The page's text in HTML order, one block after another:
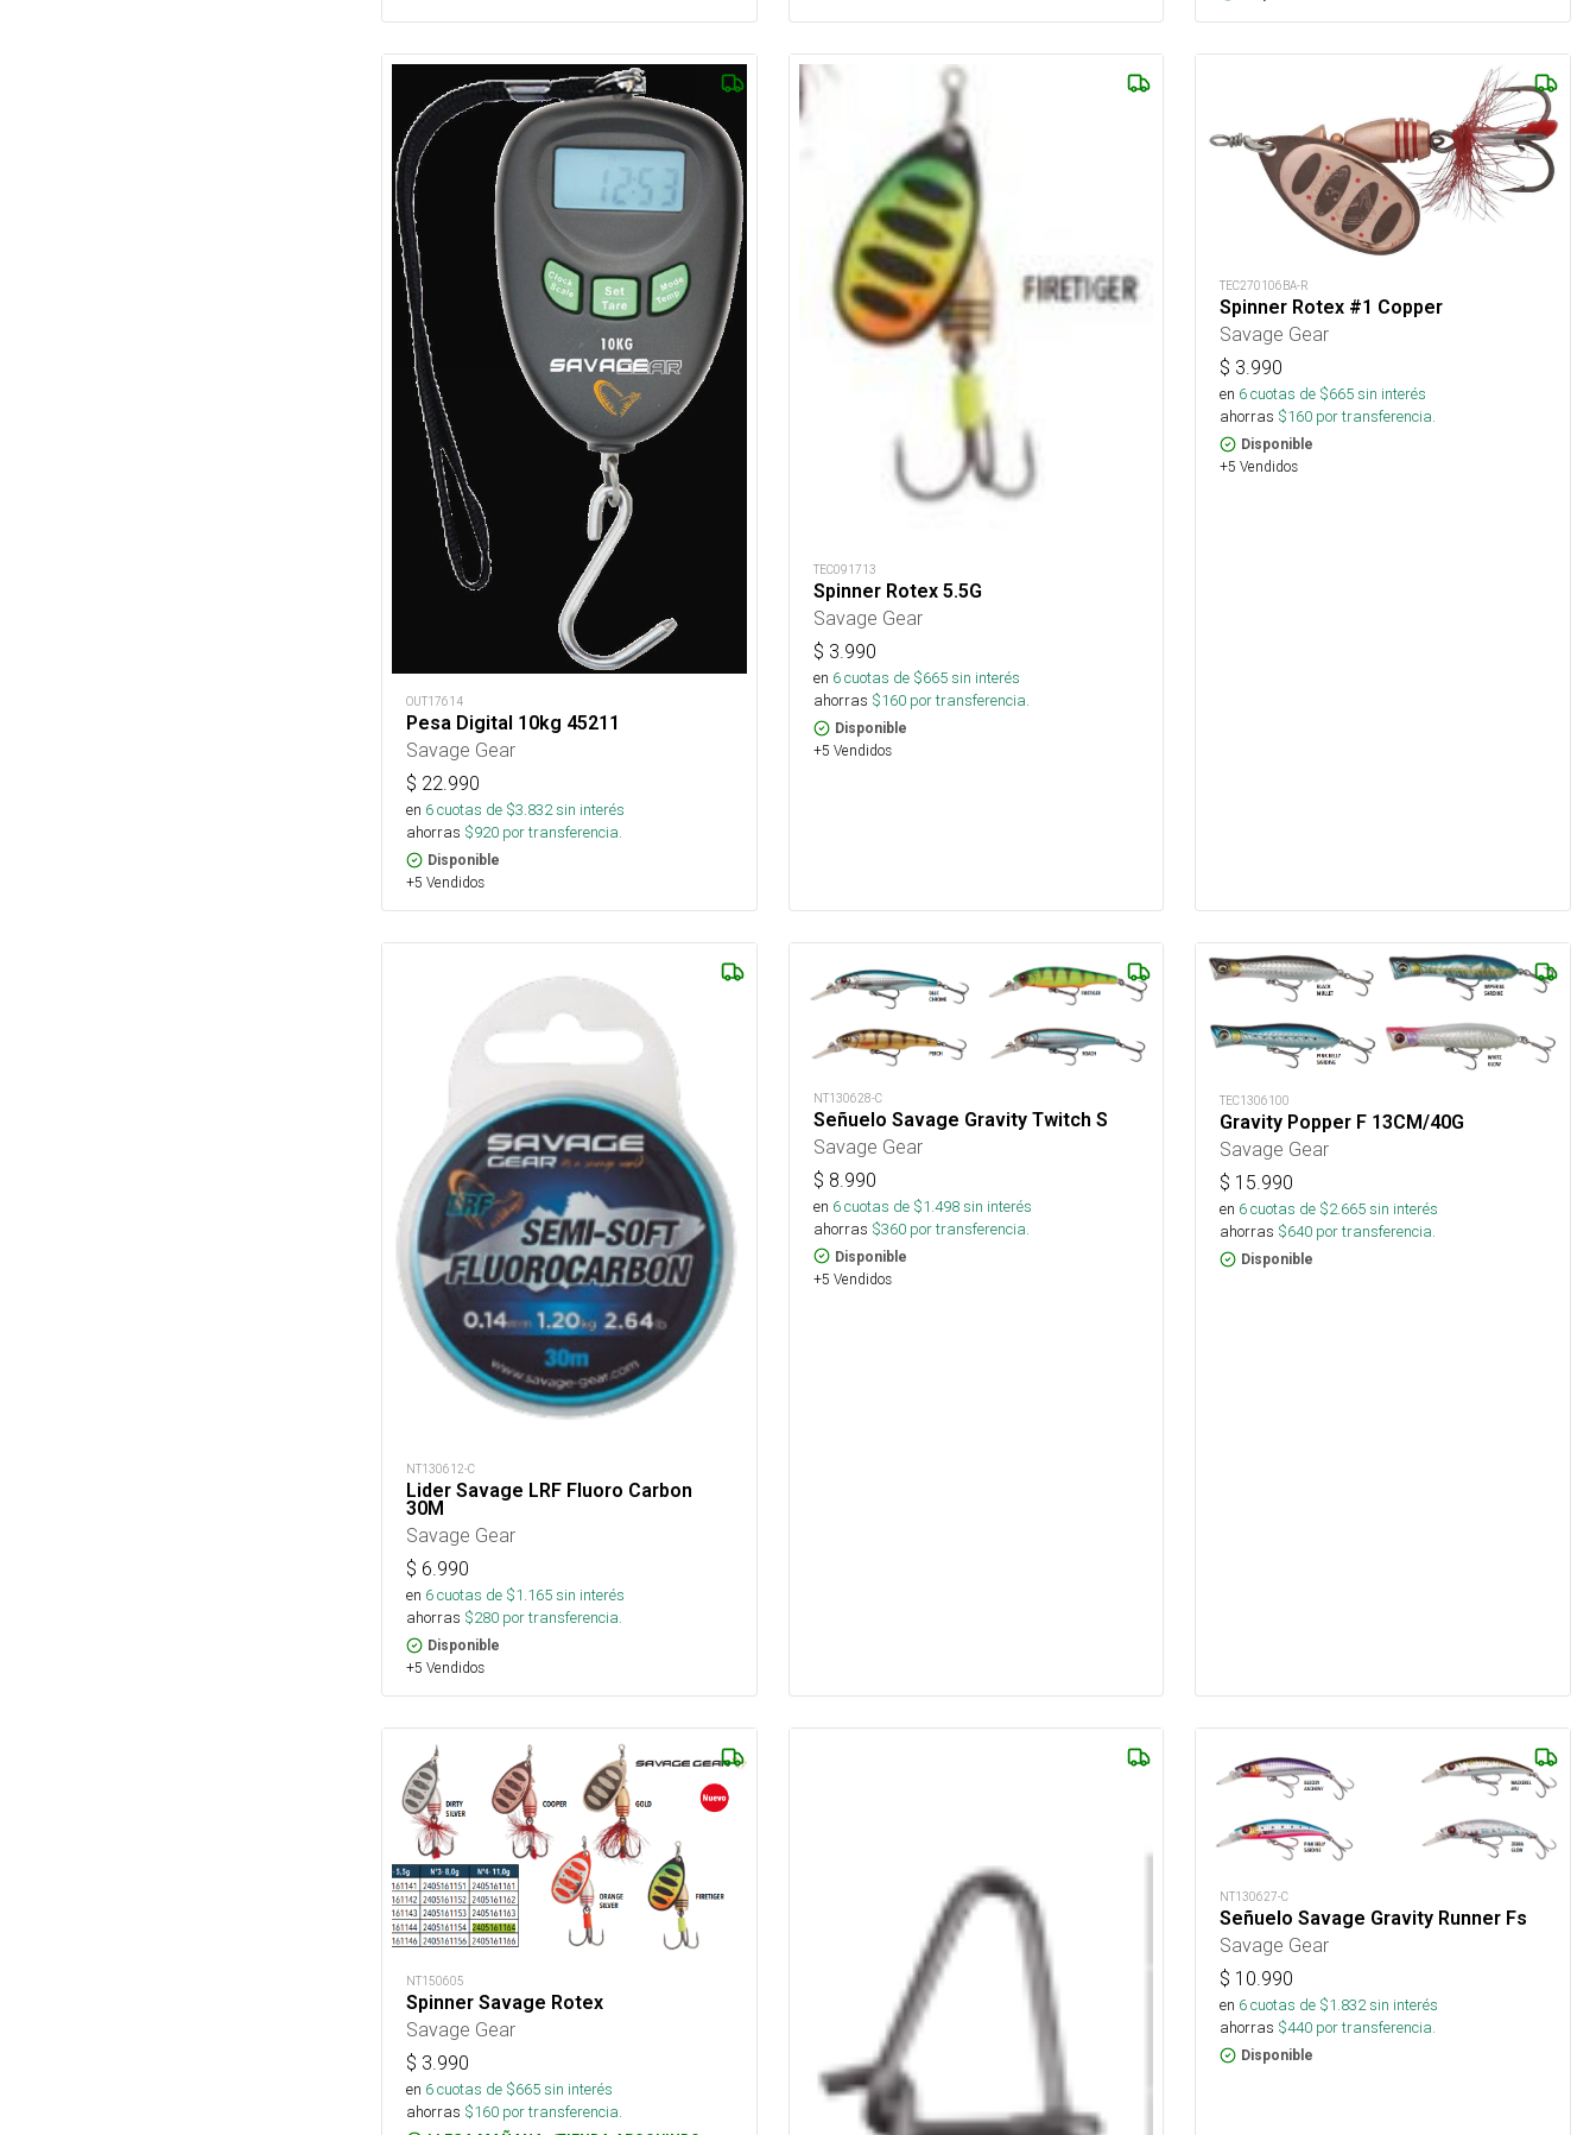
OUT17614
Pesa Digital 10kg 45211
Savage Gear
$ 22.990
en 6cuotas de $3.832sin interés
ahorras $920 por transferencia.
Disponible
+5 Vendidos
TEC091713
Spinner Rotex 5.5G
Savage Gear
$ 3.990
en 6cuotas de $665sin interés
ahorras $160por transferencia.
Disponible
+5 Vendidos
TEC270106BA-R
Spinner Rotex #1 Copper
Savage Gear
$ 3.990
en 6cuotas de $665sin interés
ahorras $160 por transferencia.
Disponible
+5 Vendidos
NT130612-C
Lider Savage LRF Fluoro Carbon
30M
Savage Gear
$ 6.990
en 6cuotas de $1.165sin interés
ahorras $280 por transferencia.
Disponible
+5 Vendidos
NT130628-C
Señuelo Savage Gravity Twitch S
Savage Gear
$ 8.990
en 6cuotas de $1.498sin interés
ahorras $360por transferencia.
Disponible
+5 Vendidos
TEC1306100
Gravity Popper F 13CM/40G
Savage Gear
$ 15.990
en 6cuotas de $2.665sin interés
ahorras $640 por transferencia.
Disponible
NT150605
Spinner Savage Rotex
Savage Gear
$ 3.990
en 6cuotas de $665sin interés
ahorras $160 por transferencia.
NT130627-C
Señuelo Savage Gravity Runner Fs
Savage Gear
$ 10.990
en 6cuotas de $1.832sin interés
ahorras $440 por transferencia.
Disponible